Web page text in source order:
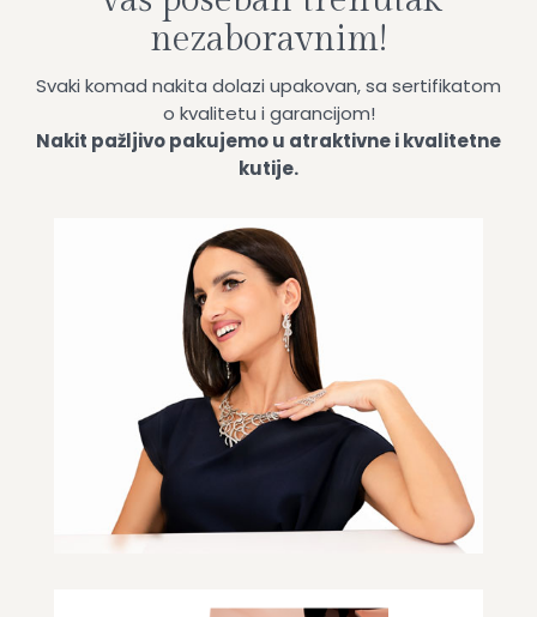
nezaboravnim!
Svaki komad nakita dolazi upakovan, sa sertifikatom
o kvalitetu i garancijom!
Nakit pažljivo pakujemo u atraktivne i kvalitetne
kutije.